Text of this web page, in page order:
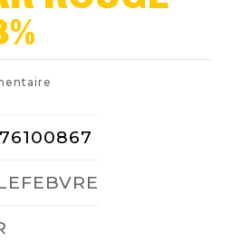
FIDÉLITÉ
BLOG
CONTACTER